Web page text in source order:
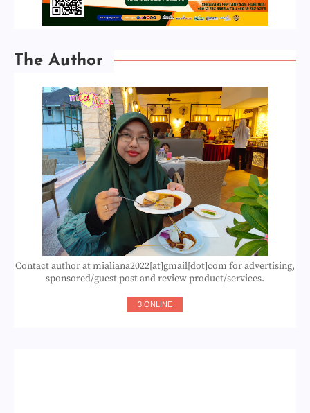
The Author
Contact author at mialiana2022[at]gmail[dot]com for advertising,
sponsored/guest post and review product/services.
3 ONLINE